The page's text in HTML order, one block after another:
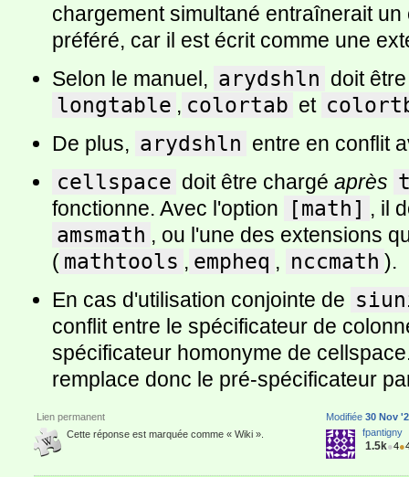
chargement simultané entraînerait
préféré, car il est écrit comme une
Selon le manuel, arydshln doit
longtable , colortab et
De plus, arydshln entre en conflit
cellspace doit être chargé après
fonctionne. Avec l'option
[math] , il
amsmath , ou l'une des extensions
( mathtools , empheq , nccmath ).
En cas d'utilisation conjointe de
conflit entre le spécificateur de
spécificateur homonyme de
remplace donc le pré-spécificateur
Lien permanent
Cette réponse est marquée comme « Wiki ».
Modifiée 30 Nov
fpantigny
1.5k●4●